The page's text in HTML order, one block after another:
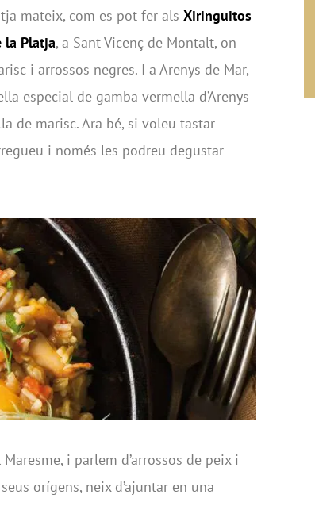
mateix, com es pot fer als Xiringuitos
la Platja, a Sant Vicenç de Montalt, on
i arrossos negres. I a Arenys de Mar,
especial de gamba vermella d’Arenys
de marisc. Ara bé, si voleu tastar
i només les podreu degustar
i parlem d’arrossos de peix i
orígens, neix d’ajuntar en una